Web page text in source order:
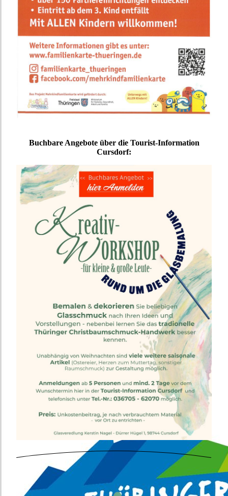
Buchbare Angebote über die Tourist-Information
Cursdorf: